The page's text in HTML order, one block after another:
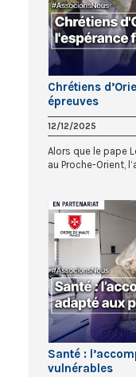
Chrétiens
épreuves
12/12/2025
Alors que le pape
au Proche-Orient,
Santé :
vulnérables